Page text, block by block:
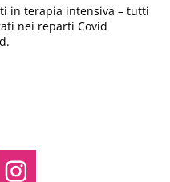
in terapia intensiva – tutti
nei reparti Covid